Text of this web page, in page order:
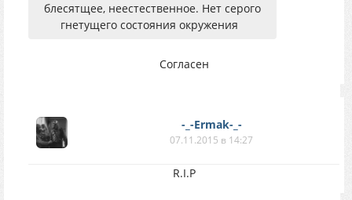
блесятщее, неестественное. Нет серого
гнетущего состояния окружения
Согласен
-_-Ermak-_-
07.11.2015 в 14:27
R.I.P